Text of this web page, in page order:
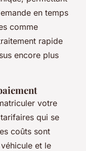
en temps
comme
rapide
encore plus
votre
qui se
coûts sont
et le